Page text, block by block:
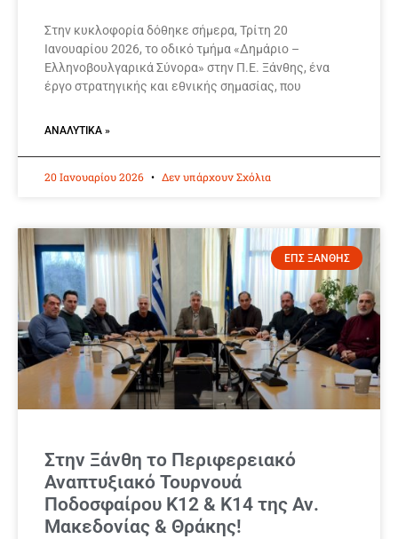
Στην κυκλοφορία δόθηκε σήμερα, Τρίτη 20
Ιανουαρίου 2026, το οδικό τμήμα «Δημάριο –
Ελληνοβουλγαρικά Σύνορα» στην Π.Ε. Ξάνθης, ένα
έργο στρατηγικής και εθνικής σημασίας, που
ΑΝΑΛΥΤΙΚΆ »
20 Ιανουαρίου 2026 Δεν υπάρχουν Σχόλια
ΕΠΣ ΞΑΝΘΗΣ
Στην Ξάνθη το Περιφερειακό
Αναπτυξιακό Τουρνουά
Ποδοσφαίρου Κ12 & Κ14 της Αν.
Μακεδονίας & Θράκης!